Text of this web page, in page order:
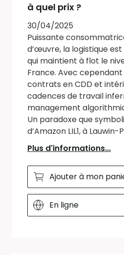
à quel prix ?
30/04/2025
Puissante
d’œuvre, la logistique est
qui maintient à flot le
France. Avec cependant
contrats en CDD et
cadences de travail
management
Un paradoxe que
d’Amazon LIL1, à Lauwin-
Plus d'informations...
Ajouter à mon
En ligne